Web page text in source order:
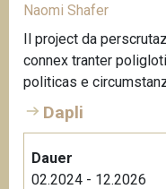
Naomi Shafer
Il project da
connex tranter
politicas e
Dapli
Dauer
02.2024 - 12.2026